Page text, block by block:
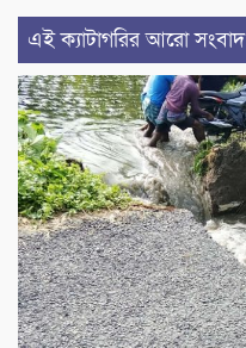
এই ক্যাটাগরির আরো সংবাদ